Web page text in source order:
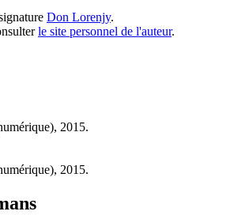
Don Lorenjy.
le site personnel de l'auteur.
2015.
2015.